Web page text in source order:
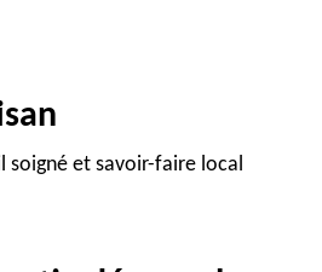
soigné et savoir-faire local